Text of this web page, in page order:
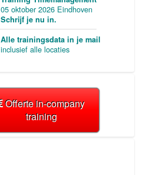
05 oktober 2026 Eindhoven
Schrijf je nu in.
Alle trainingsdata in je mail
inclusief alle locaties
Offerte in-company
training